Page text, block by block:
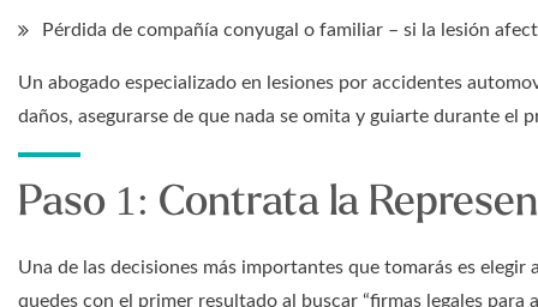
Pérdida de compañía conyugal o familiar – si la lesión
Un abogado especializado en lesiones por accidentes
daños, asegurarse de que nada se omita y guiarte durante el
Paso 1: Contrata la
Una de las decisiones más importantes que tomarás es
quedes con el primer resultado al buscar “firmas legales